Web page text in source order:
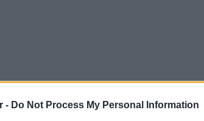
- Do Not Process My Personal Information